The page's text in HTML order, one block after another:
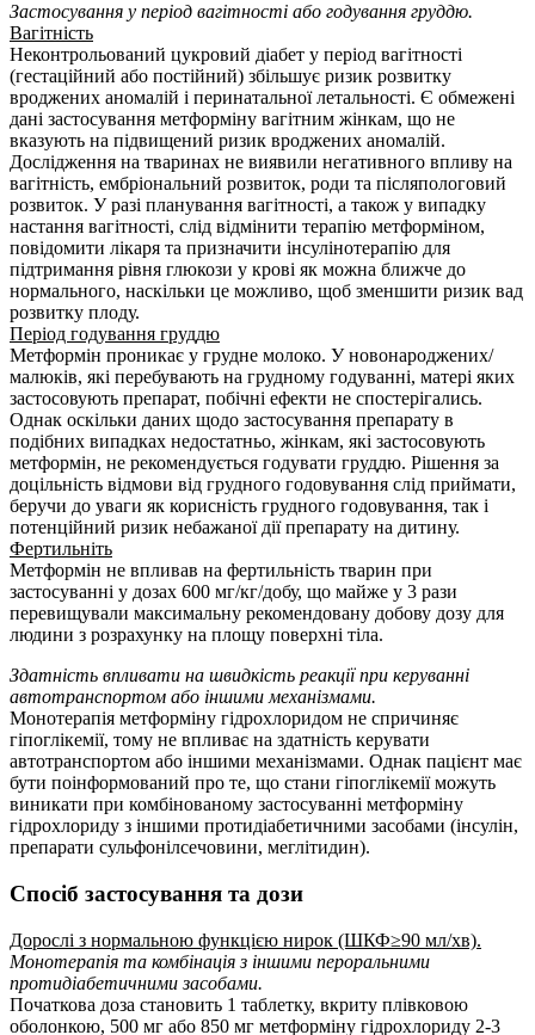
Застосування у період вагітності або годування груддю.
Вагітність
Неконтрольований цукровий діабет у період вагітності
(гестаційний або постійний) збільшує ризик розвитку
вроджених аномалій і перинатальної летальності. Є обмежені
дані застосування метформіну вагітним жінкам, що не
вказують на підвищений ризик вроджених аномалій.
Дослідження на тваринах не виявили негативного впливу на
вагітність, ембріональний розвиток, роди та післяпологовий
розвиток. У разі планування вагітності, а також у випадку
настання вагітності, слід відмінити терапію метформіном,
повідомити лікаря та призначити інсулінотерапію для
підтримання рівня глюкози у крові як можна ближче до
нормального, наскільки це можливо, щоб зменшити ризик вад
розвитку плоду.
Період годування груддю
Метформін проникає у грудне молоко. У новонароджених/
малюків, які перебувають на грудному годуванні, матері яких
застосовують препарат, побічні ефекти не спостерігались.
Однак оскільки даних щодо застосування препарату в
подібних випадках недостатньо, жінкам, які застосовують
метформін, не рекомендується годувати груддю. Рішення за
доцільність відмови від грудного годовування слід приймати,
беручи до уваги як корисність грудного годовування, так і
потенційний ризик небажаної дії препарату на дитину.
Фертильніть
Метформін не впливав на фертильність тварин при
застосуванні у дозах 600 мг/кг/добу, що майже у 3 рази
перевищували максимальну рекомендовану добову дозу для
людини з розрахунку на площу поверхні тіла.
Здатність впливати на швидкість реакції при керуванні
автотранспортом або іншими механізмами.
Монотерапія метформіну гідрохлоридом не спричиняє
гіпоглікемії, тому не впливає на здатність керувати
автотранспортом або іншими механізмами. Однак пацієнт має
бути поінформований про те, що стани гіпоглікемії можуть
виникати при комбінованому застосуванні метформіну
гідрохлориду з іншими протидіабетичними засобами (інсулін,
препарати сульфонілсечовини, меглітидин).
Спосіб застосування та дози
Дорослі з нормальною функцією нирок (ШКФ≥90 мл/хв).
Монотерапія та комбінація з іншими пероральними
протидіабетичними засобами.
Початкова доза становить 1 таблетку, вкриту плівковою
оболонкою, 500 мг або 850 мг метформіну гідрохлориду 2-3